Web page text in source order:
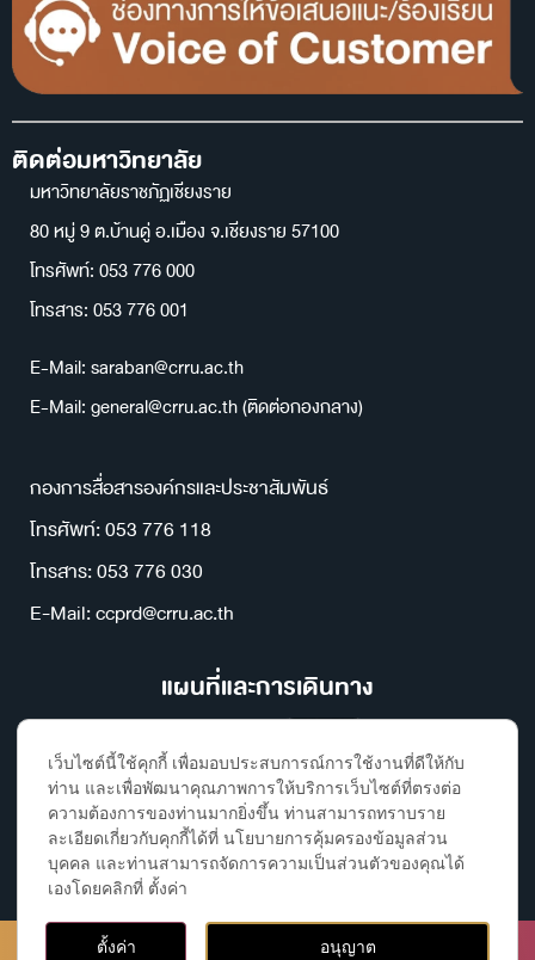
ติดต่อมหาวิทยาลัย
มหาวิทยาลัยราชภัฏเชียงราย
80 หมู่ 9 ต.บ้านดู่ อ.เมือง จ.เชียงราย 57100
โทรศัพท์: 053 776 000
โทรสาร: 053 776 001
E-Mail: saraban@crru.ac.th
E-Mail: general@crru.ac.th (ติดต่อกองกลาง)
กองการสื่อสารองค์กรและประชาสัมพันธ์
โทรศัพท์: 053 776 118
โทรสาร: 053 776 030
E-Mail: ccprd@crru.ac.th
แผนที่และการเดินทาง
Copyright ©2023 Chiang Rai Rajabhat University, All rights
เว็บไซต์นี้ใช้คุกกี้ เพื่อมอบประสบการณ์การใช้งานที่ดีให้กับ
ท่าน และเพื่อพัฒนาคุณภาพการให้บริการเว็บไซต์ที่ตรงต่อ
ความต้องการของท่านมากยิ่งขึ้น ท่านสามารถทราบราย
ละเอียดเกี่ยวกับคุกกี้ได้ที่ นโยบายการคุ้มครองข้อมูลส่วน
บุคคล และท่านสามารถจัดการความเป็นส่วนตัวของคุณได้
เองโดยคลิกที่ ตั้งค่า
อนุญาต
ตั้งค่าติดต่อ, ค้นหาห้องเรียนและอาคาร